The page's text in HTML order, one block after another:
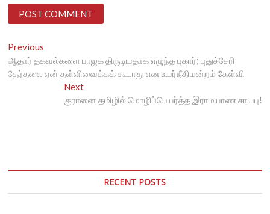
Post
navigation
Previous
post:
ஆதார் தகவல்களை பாஜக திருடியதாக எழுந்த புகார்; புதுச்சேரி
தேர்தலை ஏன் தள்ளிவைக்கக் கூடாது என உயர்நீதிமன்றம் கேள்வி
NextNext
post:
குரானை தமிழில் மொழிப்பெயர்த்த இராமயாண சாயபு!
RECENT POSTS